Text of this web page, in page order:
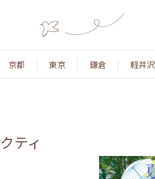
京都 東京 鎌倉 軽井沢
ティ